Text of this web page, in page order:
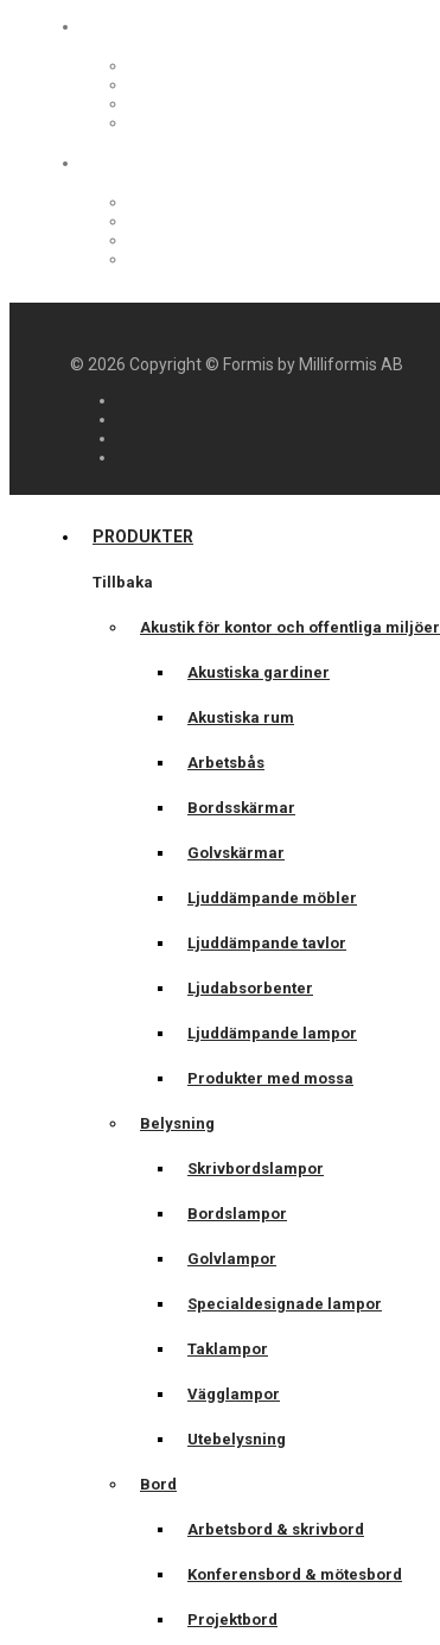
© 2026 Copyright © Formis by Milliformis AB
PRODUKTER
Tillbaka
Akustik för kontor och offentliga miljöer
Akustiska gardiner
Akustiska rum
Arbetsbås
Bordsskärmar
Golvskärmar
Ljuddämpande möbler
Ljuddämpande tavlor
Ljudabsorbenter
Ljuddämpande lampor
Produkter med mossa
Belysning
Skrivbordslampor
Bordslampor
Golvlampor
Specialdesignade lampor
Taklampor
Vägglampor
Utebelysning
Bord
Arbetsbord & skrivbord
Konferensbord & mötesbord
Projektbord